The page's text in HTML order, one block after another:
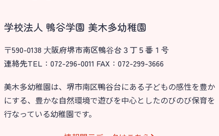
学校法人 鴨谷学園 美木多幼稚園
〒590-0138 ⼤阪府堺市南区鴨⾕台３丁５番１号
連絡先TEL：072-296-0011 FAX：072-299-3666
美木多幼稚園は、堺市南区鴨谷台にある子どもの感性を豊か
にする、豊かな自然環境で遊びを中心としたのびのび保育を
行なっている幼稚園です。